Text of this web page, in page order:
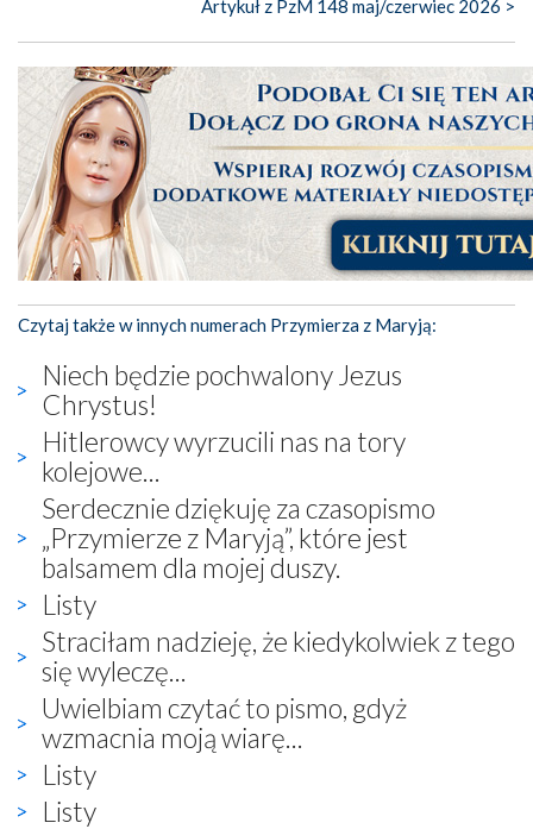
Artykuł z PzM 148 maj/czerwiec 2026 >
Czytaj także w innych numerach Przymierza z Maryją:
Niech będzie pochwalony Jezus
Chrystus!
Hitlerowcy wyrzucili nas na tory
kolejowe...
Serdecznie dziękuję za czasopismo
„Przymierze z Maryją”, które jest
balsamem dla mojej duszy.
Listy
Straciłam nadzieję, że kiedykolwiek z tego
się wyleczę...
Uwielbiam czytać to pismo, gdyż
wzmacnia moją wiarę...
Listy
Listy